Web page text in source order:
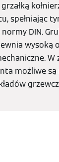
spełniając
DIN.
wysoką
W
możliwe są